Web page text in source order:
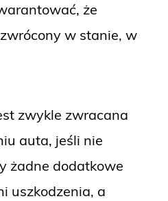
że
w stanie, w
zwykle zwracana
auta, jeśli nie
żadne dodatkowe
uszkodzenia, a